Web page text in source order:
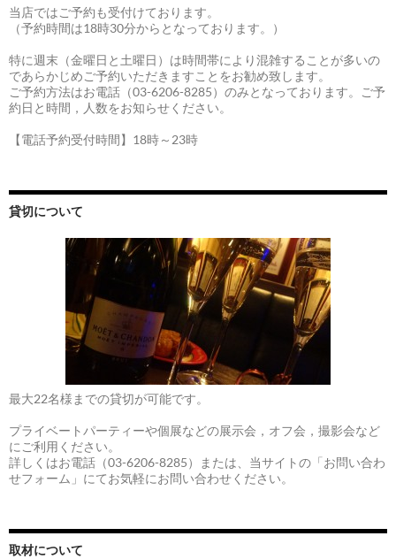
当店ではご予約も受付けております。
（予約時間は18時30分からとなっております。）
特に週末（金曜日と土曜日）は時間帯により混雑することが多いの
であらかじめご予約いただきますことをお勧め致します。
ご予約方法はお電話（03-6206-8285）のみとなっております。ご予
約日と時間，人数をお知らせください。
【電話予約受付時間】18時～23時
貸切について
最大22名様までの貸切が可能です。
プライベートパーティーや個展などの展示会，オフ会，撮影会など
にご利用ください。
詳しくはお電話（03-6206-8285）または、当サイトの「お問い合わ
せフォーム」にてお気軽にお問い合わせください。
取材について